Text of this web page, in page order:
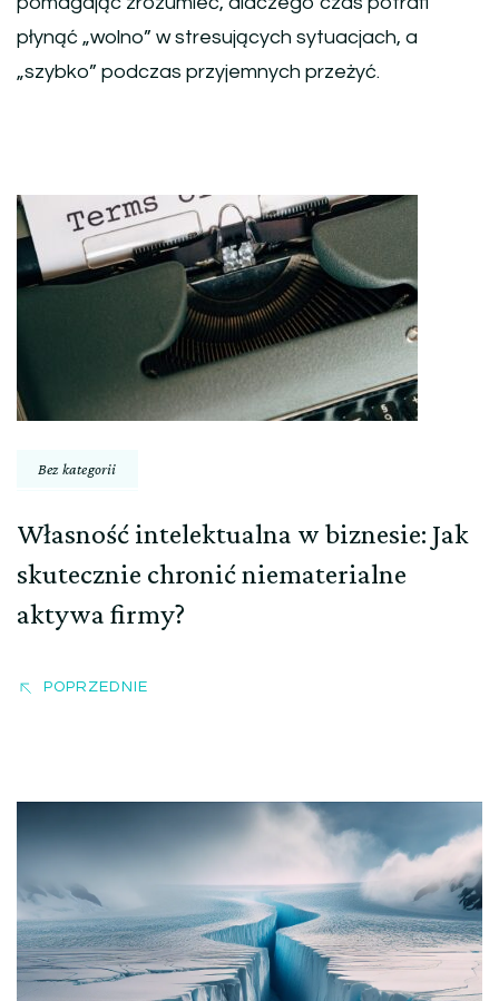
płynąć „wolno” w stresujących sytuacjach, a
„szybko” podczas przyjemnych przeżyć.
Nawigacja
wpisu
Bez kategorii
Własność intelektualna w biznesie: Jak
skutecznie chronić niematerialne
aktywa firmy?
POPRZEDNIE